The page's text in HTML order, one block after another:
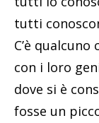
tutti
C’è
con i loro
dove si è
fosse un